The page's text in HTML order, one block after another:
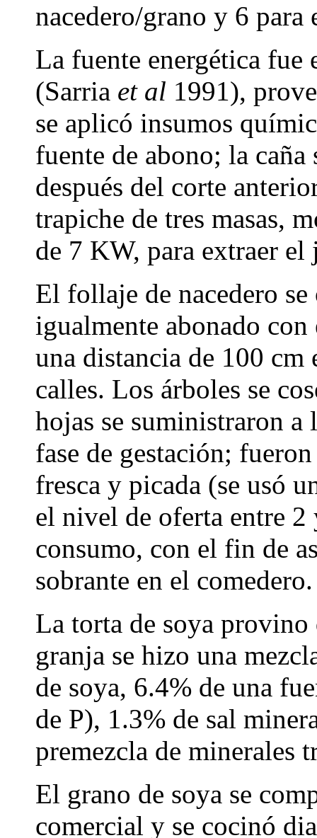
nacedero/grano y 6 para
La fuente energética fue
(Sarria et al 1991),
se aplicó insumos
fuente de abono; la caña
después del corte
trapiche de tres masas,
de 7 KW, para extraer el
El follaje de nacedero
igualmente abonado
una distancia de 100 cm
calles. Los árboles se
hojas se suministraron a
fase de gestación;
fresca y picada (se usó
el nivel de oferta entre
consumo, con el fin de
sobrante en el comedero.
La torta de soya provino
granja se hizo una
de soya, 6.4% de una
de P), 1.3% de sal
premezcla de minerales
El grano de soya se
comercial y se cocinó